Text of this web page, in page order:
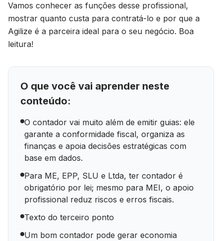
Vamos conhecer as funções desse profissional,
mostrar quanto custa para contratá-lo e por que a
Agilize é a parceira ideal para o seu negócio. Boa
leitura!
O que você vai aprender neste
conteúdo:
O contador vai muito além de emitir guias: ele
garante a conformidade fiscal, organiza as
finanças e apoia decisões estratégicas com
base em dados.
Para ME, EPP, SLU e Ltda, ter contador é
obrigatório por lei; mesmo para MEI, o apoio
profissional reduz riscos e erros fiscais.
Texto do terceiro ponto
Um bom contador pode gerar economia